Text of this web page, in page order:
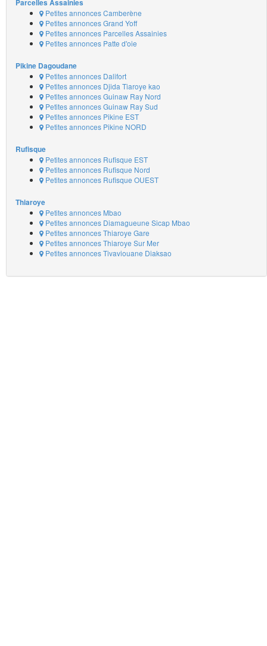
Parcelles Assainies
Petites annonces Camberène
Petites annonces Grand Yoff
Petites annonces Parcelles Assainies
Petites annonces Patte d'oie
Pikine Dagoudane
Petites annonces Dalifort
Petites annonces Djida Tiaroye kao
Petites annonces Guinaw Ray Nord
Petites annonces Guinaw Ray Sud
Petites annonces Pikine EST
Petites annonces Pikine NORD
Rufisque
Petites annonces Rufisque EST
Petites annonces Rufisque Nord
Petites annonces Rufisque OUEST
Thiaroye
Petites annonces Mbao
Petites annonces Diamagueune Sicap Mbao
Petites annonces Thiaroye Gare
Petites annonces Thiaroye Sur Mer
Petites annonces Tivaviouane Diaksao